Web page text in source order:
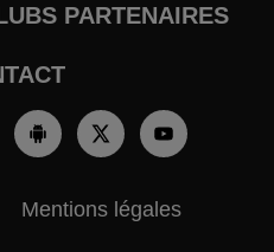
PARTENAIRES
Mentions légales